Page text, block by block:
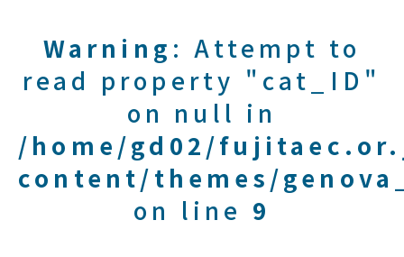
Warning : Attempt to
read property "cat_ID"
on null in
/home/gd02/
content/themes/
on line 9